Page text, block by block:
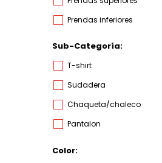
prendas inferiores
Sub-Categoría
t-shirt
sudadera
chaqueta/chaleco
pantalon
Color